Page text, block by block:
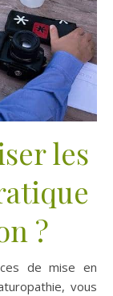
les
?
de mise en
vous